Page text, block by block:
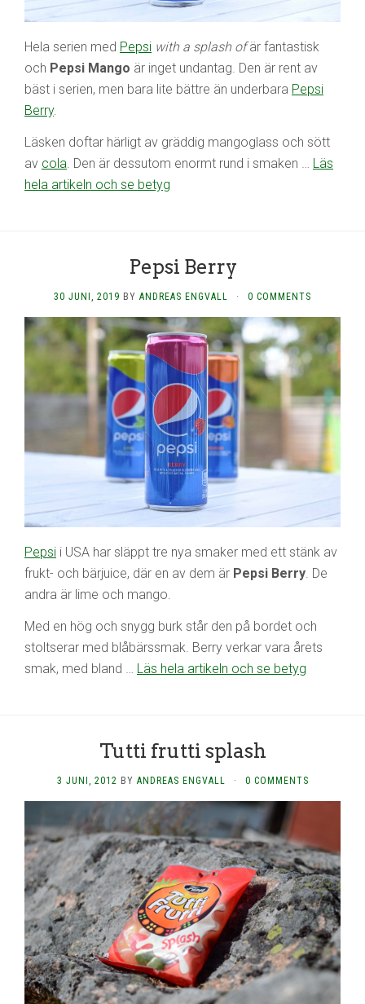
Hela serien med Pepsi with a splash ofär fantastisk
och Pepsi Mango är inget undantag. Den är rent av
bäst i serien, men bara lite bättre än underbara Pepsi
Berry.
Läsken doftar härligt av gräddig mangoglass och sött
av cola. Den är dessutom enormt rund i smaken … Läs
hela artikeln och se betyg
Pepsi Berry
30 JUNI, 2019 BY ANDREAS ENGVALL · 0 COMMENTS
Pepsi i USA har släppt tre nya smaker med ett stänk av
frukt- och bärjuice, där en av dem är Pepsi Berry . De
andra är lime och mango.
Med en hög och snygg burk står den på bordet och
stoltserar med blåbärssmak. Berry verkar vara årets
smak, med bland … Läs hela artikeln och se betyg
Tutti frutti splash
3 JUNI, 2012 BY ANDREAS ENGVALL · 0 COMMENTS